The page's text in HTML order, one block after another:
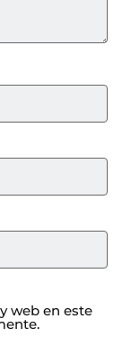
web en este